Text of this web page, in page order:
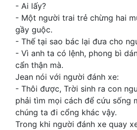
- Ai lấy?
- Một người trai trẻ chừng hai
gầy guộc.
- Thế tại sao bác lại đưa cho
- Vì anh ta có lệnh, phong bì
cẩn thận mà.
Jean nói với người đánh xe:
- Thôi được, Trời sinh ra con
phải tìm mọi cách để cứu sống
chúng ta đi cổng khác vậy.
Trong khi người đánh xe quay